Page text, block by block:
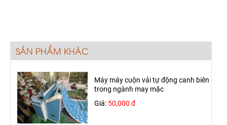
SẢN PHẨM KHÁC
Máy máy cuộn vải tự động canh biên
trong ngành may mặc
Giá: 50,000 đ